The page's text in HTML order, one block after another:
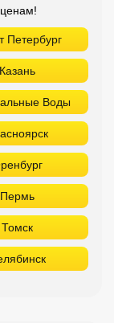
Петербург
Казань
Воды
Пермь
Томск